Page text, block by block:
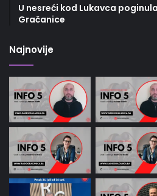
U nesreći kod Lukavca
Gračanice
Najnovije